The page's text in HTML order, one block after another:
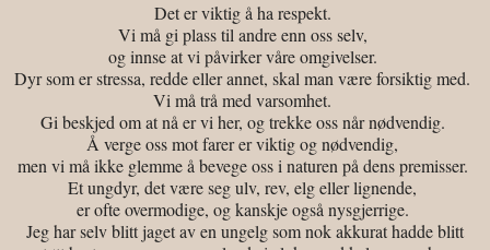
Det er viktig å ha respekt.
Vi må gi plass til andre enn oss selv,
og innse at vi påvirker våre omgivelser.
Dyr som er stressa, redde eller annet, skal man være forsiktig med.
Vi må trå med varsomhet.
Gi beskjed om at nå er vi her, og trekke oss når nødvendig.
Å verge oss mot farer er viktig og nødvendig,
men vi må ikke glemme å bevege oss i naturen på dens premisser.
Et ungdyr, det være seg ulv, rev, elg eller lignende,
er ofte overmodige, og kanskje også nysgjerrige.
Jeg har selv blitt jaget av en ungelg som nok akkurat hadde blitt